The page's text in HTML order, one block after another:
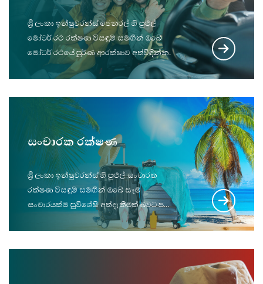
ශ්‍රී ලංකා ඉන්ෂුවරන්ස් ජෙනරල් හි පුළුල්
මෝටර් රථ රක්ෂණ විසඳුම් සමඟින් ඔබේ
මෝටර් රථයේ පූර්ණ ආරක්ෂාව අත්විඳින්න.
සංචාරක රක්ෂණ
ශ්‍රී ලංකා ඉන්ෂුවරන්ස් හි පුළුල් සංචාරක
රක්ෂණ විසඳුම් සමඟින් ඔබේ සෑම
සංචාරයක්ම සුවිශේෂී අත්දැකීමක් බවට පත්